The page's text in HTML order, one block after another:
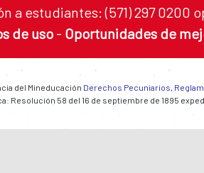
a estudiantes: (571) 297 0200
de uso - Oportunidades de
del Mineducación Derechos Pecuniarios,
Resolución 58 del 16 de septiembre de 1895